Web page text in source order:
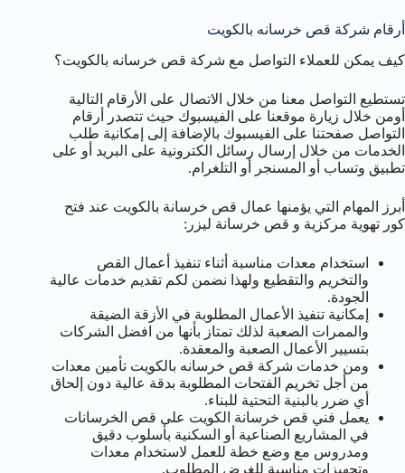
أرقام شركة قص خرسانه بالكويت
كيف يمكن للعملاء التواصل مع شركة قص خرسانه بالكويت؟
تستطيع التواصل معنا من خلال الاتصال على الأرقام التالية
أومن خلال زيارة موقعنا على الفيسبوك حيث تتصدر أرقام
التواصل صفحتنا على الفيسبوك بالإضافة إلى إمكانية طلب
الخدمات من خلال إرسال رسائل الكترونية على البريد أو على
تطبيق وتساب أو المسنجر أو التلغرام.
أبرز المهام التي يؤمنها عمال قص خرسانة بالكويت عند فتح
كور تهوية مركزية و قص خرسانة ليزر:
استخدام معدات مناسبة أثناء تنفيذ أعمال القص
والتخريم والتقطيع ولهذا نضمن لكم تقديم خدمات عالية
الجودة.
إمكانية تنفيذ الأعمال المطلوبة في الأزقة الضيقة
والممرات الصعبة لذلك تمتاز بأنها من افضل الشركات
بتسيير الأعمال الصعبة والمعقدة.
ومن خدمات شركة قص خرسانه بالكويت تأمين معدات
من أجل تخريم الفتحات المطلوبة بدقة عالية دون إلحاق
أي ضرر بالبنية التحتية للبناء.
يعمل فني قص خرسانة الكويت على قص الخرسانات
في المشاريع الصناعية أو السكنية بأسلوب دقيق
ومدروس مع وضع خطة للعمل لاستخدام معدات
وتجهيزات مناسبة للغرض المطلوب.